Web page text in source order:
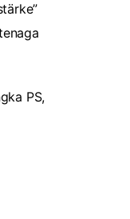
PS,